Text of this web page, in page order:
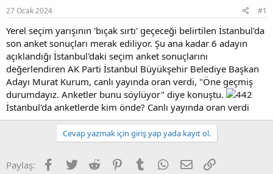
u
b
a
l
a
t
a
n
g
ı
ç
a
r
i
h
i
27 Ocak 2024 #1
Yerel seçim yarışının 'bıçak sırtı' geçeceği belirtilen İstanbul'da
son anket sonuçları merak ediliyor. Şu ana kadar 6 adayın
açıklandığı İstanbul'daki seçim anket sonuçlarını
değerlendiren AK Parti İstanbul Büyükşehir Belediye Başkan
Adayı Murat Kurum, canlı yayında oran verdi, "Öne geçmiş
durumdayız. Anketler bunu söylüyor" diye konuştu.
İstanbul'da anketlerde kim önde? Canlı yayında oran verdi
Cevap yazmak için giriş yap yada kayıt ol.
Paylaş: Facebook
Twitter Reddit PinterestTumblr WhatsApp
E-posta